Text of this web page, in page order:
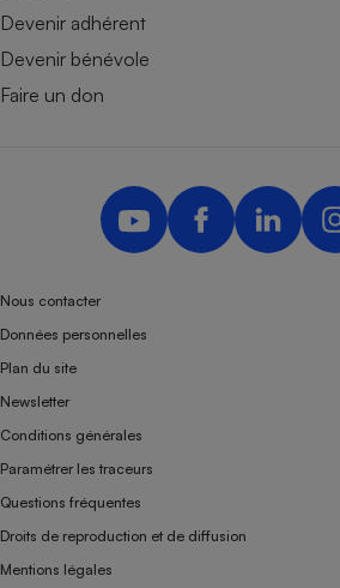
Devenir adhérent
Devenir bénévole
Faire un don
Nous contacter
Données personnelles
Plan du site
Newsletter
Conditions générales
Paramétrer les traceurs
Questions fréquentes
Droits de reproduction et de diffusion
Mentions légales